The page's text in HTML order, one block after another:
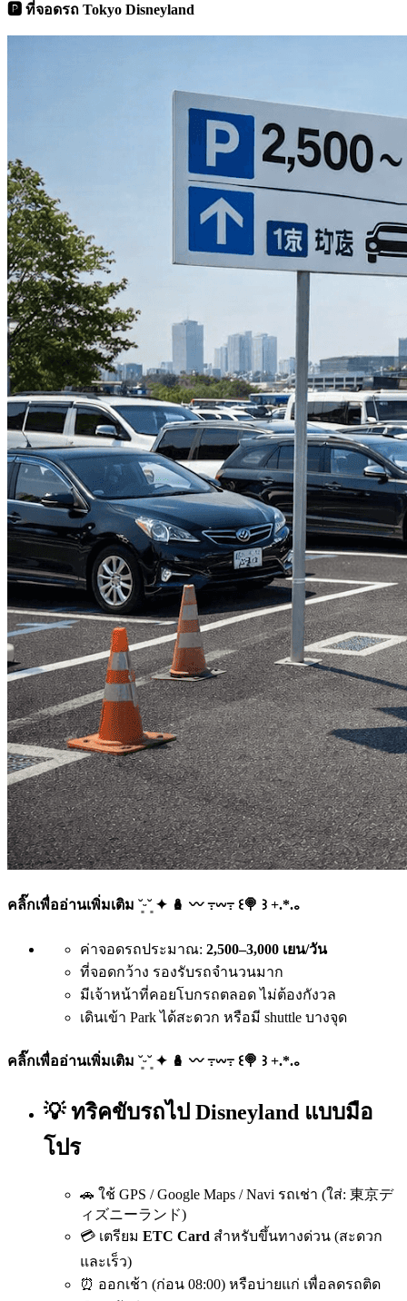
🅿️ ที่จอดรถ Tokyo Disneyland
คลิ๊กเพื่ออ่านเพิ่มเติม ˘͈ᵕ˘͈ ✦ 🪆 〰️ ߹𖥦߹ ꒰🍭 ꒱ +.*.｡
ค่าจอดรถประมาณ: 2,500–3,000 เยน/วัน
ที่จอดกว้าง รองรับรถจำนวนมาก
มีเจ้าหน้าที่คอยโบกรถตลอด ไม่ต้องกังวล
เดินเข้า Park ได้สะดวก หรือมี shuttle บางจุด
คลิ๊กเพื่ออ่านเพิ่มเติม ˘͈ᵕ˘͈ ✦ 🪆 〰️ ߹𖥦߹ ꒰🍭 ꒱ +.*.｡
💡 ทริคขับรถไป Disneyland แบบมือ
โปร
🚗 ใช้ GPS / Google Maps / Navi รถเช่า (ใส่: 東京デ
ィズニーランド)
💳 เตรียม ETC Card สำหรับขึ้นทางด่วน (สะดวก
และเร็ว)
⏰ ออกเช้า (ก่อน 08:00) หรือบ่ายแก่ เพื่อลดรถติด